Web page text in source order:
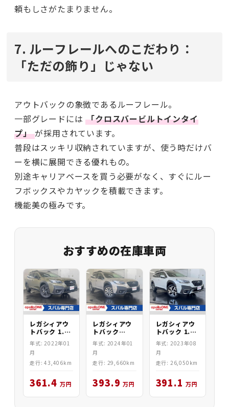
頼もしさがたまりません。
7. ルーフレールへのこだわり：
「ただの飾り」じゃない
アウトバックの象徴であるルーフレール。
一部グレードには「クロスバービルトインタイ
プ」が採用されています。
普段はスッキリ収納されていますが、使う時だけバ
ーを横に展開できる優れもの。
別途キャリアベースを買う必要がなく、すぐにルー
フボックスやカヤックを積載できます。
機能美の極みです。
おすすめの在庫車両
レガシィアウ
トバック 1.8
X-BREAK EX
年式: 2022年01
月
走行: 43,406km
361.4 万円
レガシィアウ
トバック
1.8Active x
BlackAWD
年式: 2024年01
月
走行: 29,660km
393.9 万円
レガシィアウ
トバック 1.8
Limited EX
年式: 2023年08
月
走行: 26,050km
391.1 万円